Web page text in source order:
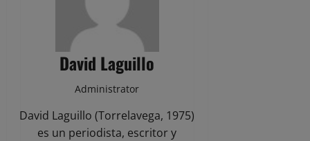
David Laguillo
Administrator
David Laguillo (Torrelavega, 1975)
es un periodista, escritor y